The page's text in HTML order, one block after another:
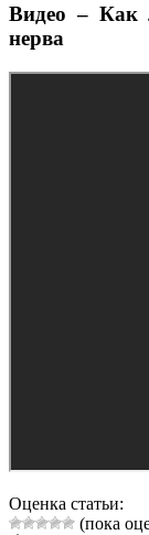
Видео – Как
нерва
Оценка статьи:
(пока